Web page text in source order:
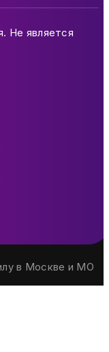
Не является
в Москве и МО